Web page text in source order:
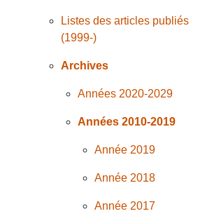
Listes des articles publiés
(1999-)
Archives
Années 2020-2029
Années 2010-2019
Année 2019
Année 2018
Année 2017